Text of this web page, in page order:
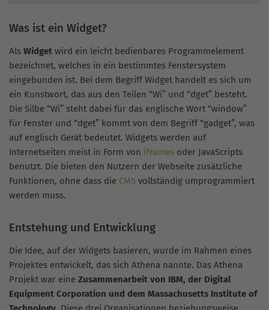
Was ist ein Widget?
Als Widget wird ein leicht bedienbares Programmelement
bezeichnet, welches in ein bestimmtes Fenstersystem
eingebunden ist. Bei dem Begriff Widget handelt es sich um
ein Kunstwort, das aus den Teilen “Wi” und “dget” besteht.
Die Silbe “Wi” steht dabei für das englische Wort “window”
für Fenster und “dget” kommt von dem Begriff “gadget”, was
auf englisch Gerät bedeutet. Widgets werden auf
Internetseiten meist in Form von iFrames oder JavaScripts
benutzt. Die bieten den Nutzern der Webseite zusätzliche
Funktionen, ohne dass die CMS vollständig umprogrammiert
werden muss.
Entstehung und Entwicklung
Die Idee, auf der Widgets basieren, wurde im Rahmen eines
Projektes entwickelt, das sich Athena nannte. Das Athena
Projekt war eine Zusammenarbeit von IBM, der Digital
Equipment Corporation und dem Massachusetts Institute of